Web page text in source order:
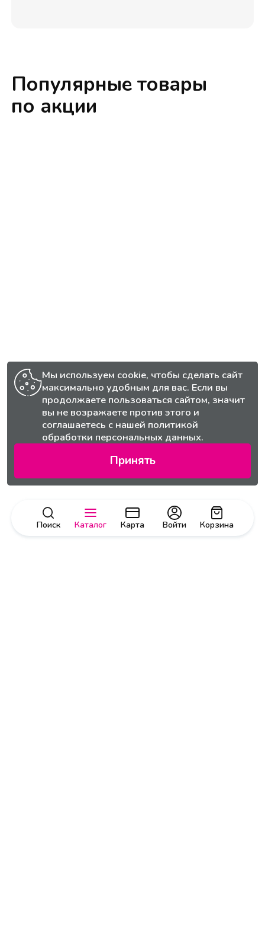
Поиск Каталог Карта Корзина
Войти
Популярные товары
по акции
Мы используем cookie, чтобы сделать сайт
максимально удобным для вас. Если вы
продолжаете пользоваться сайтом, значит
вы не возражаете против этого и
соглашаетесь с нашей политикой
обработки персональных данных.
Принять